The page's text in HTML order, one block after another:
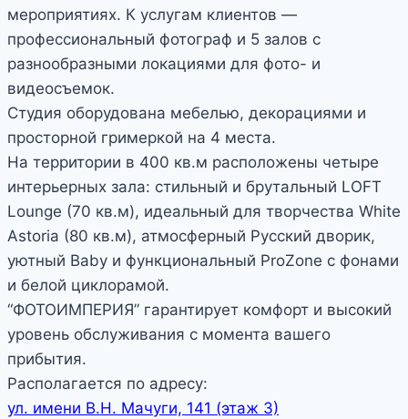
мероприятиях. К услугам клиентов —
профессиональный фотограф и 5 залов с
разнообразными локациями для фото- и
видеосъемок.
Студия оборудована мебелью, декорациями и
просторной гримеркой на 4 места.
На территории в 400 кв.м расположены четыре
интерьерных зала: стильный и брутальный LOFT
Lounge (70 кв.м), идеальный для творчества White
Astoria (80 кв.м), атмосферный Русский дворик,
уютный Baby и функциональный ProZone с фонами
и белой циклорамой.
“ФОТОИМПЕРИЯ” гарантирует комфорт и высокий
уровень обслуживания с момента вашего
прибытия.
Располагается по адресу:
ул. имени В.Н. Мачуги, 141 (этаж 3)